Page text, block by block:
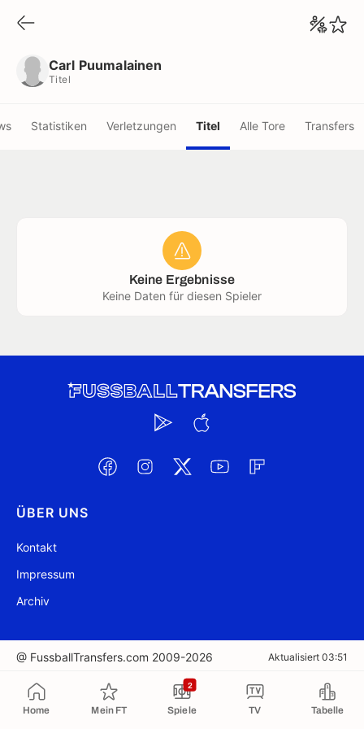
Home Mein FT Spiele
2
TV Tabelle
Carl Puumalainen
Titel
Statistiken Verletzungen Titel Alle Tore Transfers
Keine Ergebnisse
Keine Daten für diesen Spieler
ÜBER UNS
Kontakt
Impressum
Archiv
@ FussballTransfers.com 2009-2026 Aktualisiert 03:51
In die Zwischenablage kopiert